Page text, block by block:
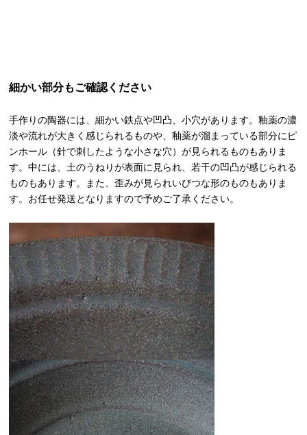
細かい部分もご確認ください
手作りの陶器には、細かい鉄点や凹凸、小穴があります。釉薬の濃
淡や流れが大きく感じられるものや、釉薬が溜まっている部分にピ
ンホール（針で刺したような小さな穴）が見られるものもありま
す。中には、土のうねりが表面に見られ、若干の凹凸が感じられる
ものもあります。また、歪みが見られいびつな形のものもありま
す。お任せ発送となりますので予めご了承ください。